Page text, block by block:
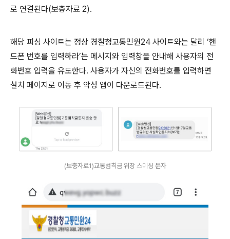
로 연결된다(보충자료 2).
해당 피싱 사이트는 정상 경찰청교통민원24 사이트와는 달리 ‘핸
드폰 번호를 입력하라’는 메시지와 입력창을 안내해 사용자의 전
화번호 입력을 유도한다. 사용자가 자신의 전화번호를 입력하면
설치 페이지로 이동 후 악성 앱이 다운로드된다.
(보충자료1)교통범칙금 위장 스미싱 문자